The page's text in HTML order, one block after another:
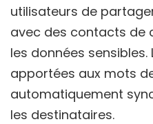
utilisateurs de
avec des contacts de
les données
apportées aux mots
automatiquement
les destinataires.